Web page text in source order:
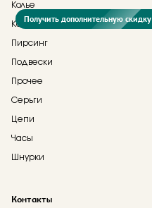
Колье
Кольца
Пирсинг
Подвески
Прочее
Серьги
Цепи
Часы
Шнурки
Контакты
Получить дополнительную скидку